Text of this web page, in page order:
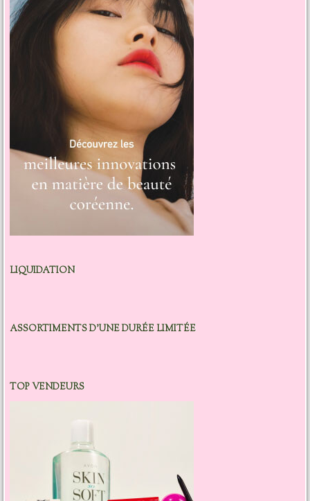
LIQUIDATION
ASSORTIMENTS D’UNE DURÉE LIMITÉE
TOP VENDEURS